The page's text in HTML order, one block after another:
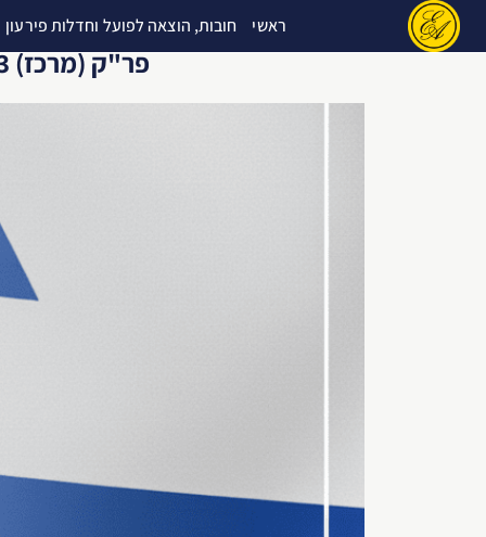
דילוג
ראשי חובות, הוצאה לפועל וחדלות פירעון
פר"ק (מרכז) 32537-10-13 עו"ד עומר גדיש (מנהל מיוחד) נ' דוד רוזלס ואח',